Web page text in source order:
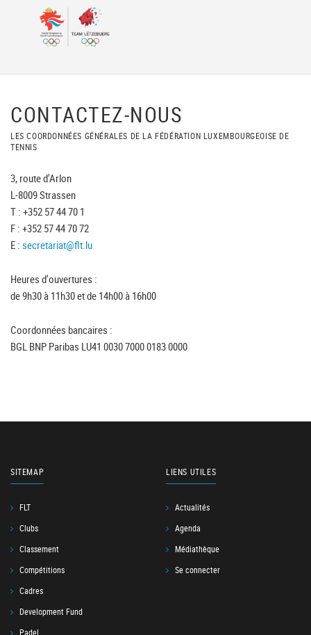
CONTACTEZ-NOUS
LES COORDONNÉES GÉNÉRALES DE LA FÉDÉRATION LUXEMBOURGEOISE DE
TENNIS
3, route d'Arlon
L-8009 Strassen
T : +352 57 44 70 1
F : +352 57 44 70 72
E : secretariat@flt.lu
Heures d'ouvertures :
de 9h30 à 11h30 et de 14h00 à 16h00
Coordonnées bancaires :
BGL BNP Paribas LU41 0030 7000 0183 0000
SITEMAP
FLT
Clubs
Classement
Compétitions
Cadres
Development Fund
Padel
LIENS UTILES
Actualités
Agenda
Médiathèque
Se connecter